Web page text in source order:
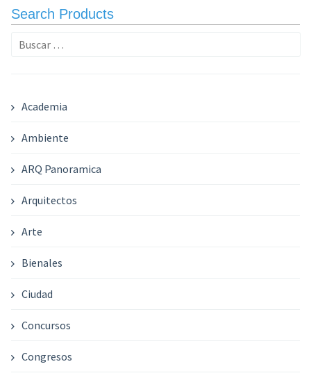
Search Products
Buscar:
Academia
Ambiente
ARQ Panoramica
Arquitectos
Arte
Bienales
Ciudad
Concursos
Congresos